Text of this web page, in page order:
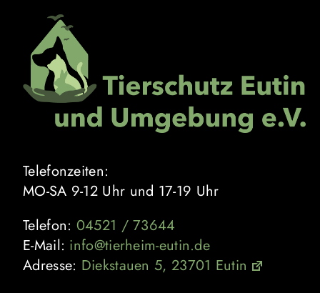
springen
Telefonzeiten:
MO-SA 9-12 Uhr und 17-19 Uhr
Telefon: 04521 / 73644
E-Mail: info@tierheim-eutin.de
Adresse: Diekstauen 5, 23701 Eutin